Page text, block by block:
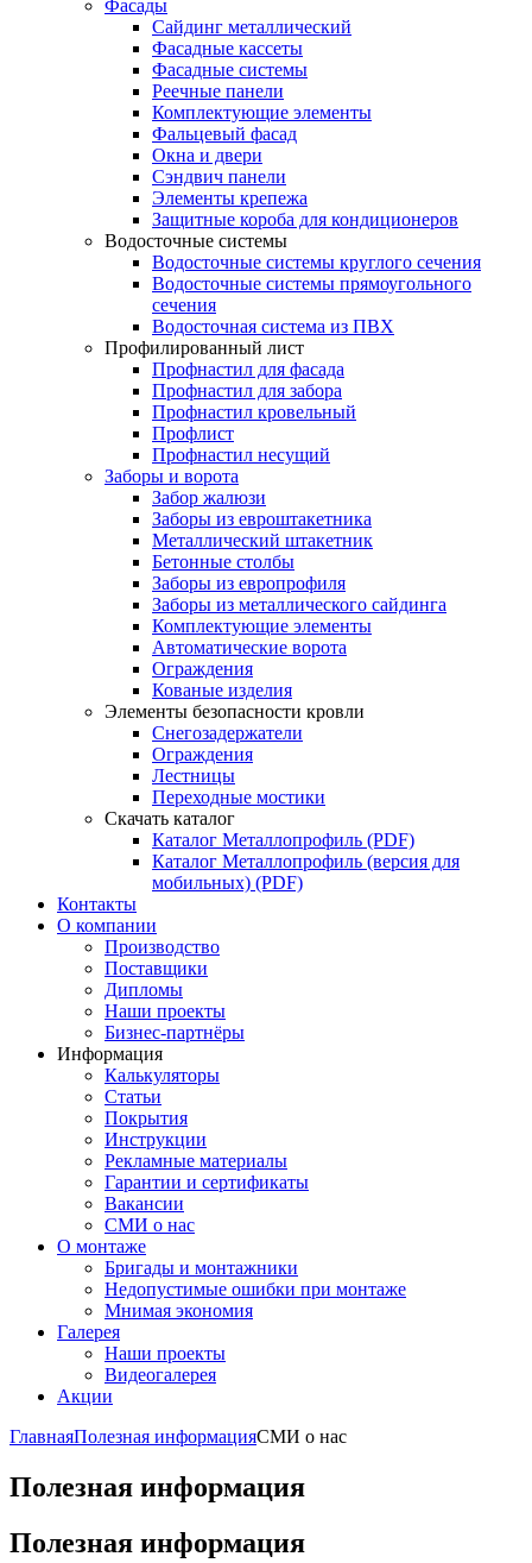
Фасады
Сайдинг металлический
Фасадные кассеты
Фасадные системы
Реечные панели
Комплектующие элементы
Фальцевый фасад
Окна и двери
Сэндвич панели
Элементы крепежа
Защитные короба для кондиционеров
Водосточные системы
Водосточные системы круглого сечения
Водосточные системы прямоугольного
сечения
Водосточная система из ПВХ
Профилированный лист
Профнастил для фасада
Профнастил для забора
Профнастил кровельный
Профлист
Профнастил несущий
Заборы и ворота
Забор жалюзи
Заборы из евроштакетника
Металлический штакетник
Бетонные столбы
Заборы из европрофиля
Заборы из металлического сайдинга
Комплектующие элементы
Автоматические ворота
Ограждения
Кованые изделия
Элементы безопасности кровли
Снегозадержатели
Ограждения
Лестницы
Переходные мостики
Скачать каталог
Каталог Металлопрофиль (PDF)
Каталог Металлопрофиль (версия для
мобильных) (PDF)
Контакты
О компании
Производство
Поставщики
Дипломы
Наши проекты
Бизнес-партнёры
Информация
Калькуляторы
Статьи
Покрытия
Инструкции
Рекламные материалы
Гарантии и сертификаты
Вакансии
СМИ о нас
О монтаже
Бригады и монтажники
Недопустимые ошибки при монтаже
Мнимая экономия
Галерея
Наши проекты
Видеогалерея
Акции
ГлавнаяПолезная информацияСМИ о нас
Полезная информация
Полезная информация